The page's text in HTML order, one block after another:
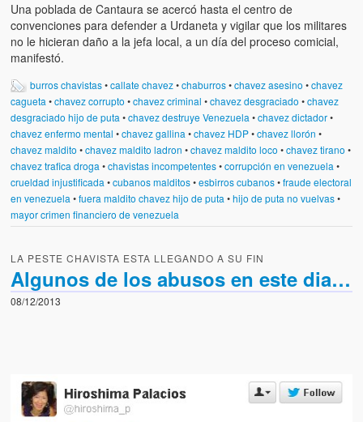
Una poblada de Cantaura se acercó hasta el centro de
convenciones para defender a Urdaneta y vigilar que los militares
no le hicieran daño a la jefa local, a un día del proceso comicial,
manifestó.
burros chavistas•callate chavez•chaburros•chavez asesino •chavez
cagueta •chavez corrupto •chavez criminal •chavez desgraciado •chavez
desgraciado hijo de puta •chavez destruye Venezuela •chavez dictador•
chavez enfermo mental •chavez gallina •chavez HDP•chavez llorón •
chavez maldito •chavez maldito ladron •chavez maldito loco •chavez tirano •
chavez trafica droga •chavistas incompetentes•corrupción en venezuela •
crueldad injustificada •cubanos malditos•esbirros cubanos•fraude electoral
en venezuela •fuera maldito chavez hijo de puta •hijo de puta no vuelvas•
mayor crimen financiero de venezuela
LA PESTE CHAVISTA ESTA LLEGANDO A SU FIN
Algunos de los abusos en este dia…
08/12/2013